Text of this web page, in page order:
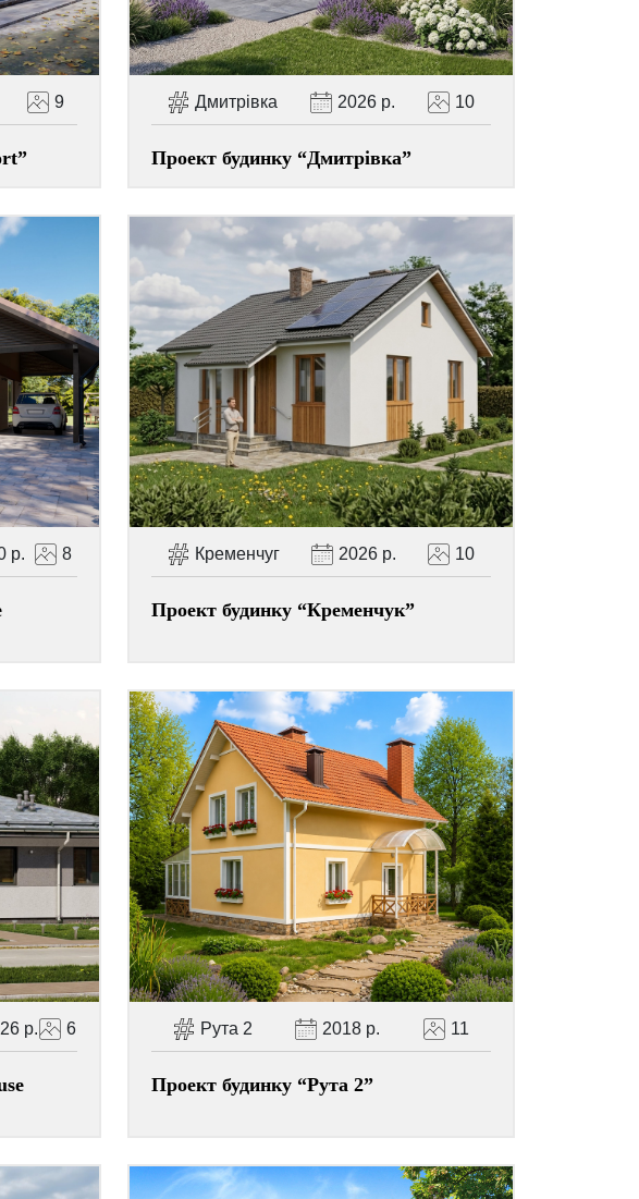
9 Дмитрівка 2026 р. 10
Проект будинку “Дмитрівка”
р. 8 Кременчуг 2026 р. 10
Проект будинку “Кременчук”
р. 6 Рута 2 2018 р. 11
Проект будинку “Рута 2”